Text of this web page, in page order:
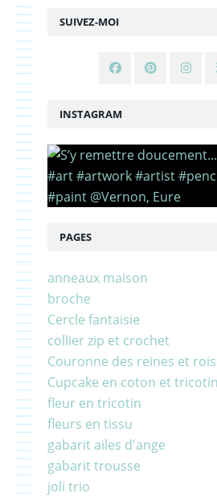
SUIVEZ-MOI
INSTAGRAM
PAGES
anneaux maison
broche
Cercle fantaisie
collier zip et crochet
Couronne des reines et rois
Cupcake en coton et tricotin
fleur en tricotin
fleurs en tissu
gabarit ailes d'ange
gabarit trousse
joli trio